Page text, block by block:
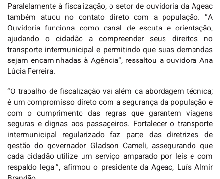
Paralelamente à fiscalização, o setor de ouvidoria da Ageac
também atuou no contato direto com a população. “A
Ouvidoria funciona como canal de escuta e orientação,
ajudando o cidadão a compreender seus direitos no
transporte intermunicipal e permitindo que suas demandas
sejam encaminhadas à Agência”, ressaltou a ouvidora Ana
Lúcia Ferreira.
“O trabalho de fiscalização vai além da abordagem técnica;
é um compromisso direto com a segurança da população e
com o cumprimento das regras que garantem viagens
seguras e dignas aos passageiros. Fortalecer o transporte
intermunicipal regularizado faz parte das diretrizes de
gestão do governador Gladson Cameli, assegurando que
cada cidadão utilize um serviço amparado por leis e com
respaldo legal”, afirmou o presidente da Ageac, Luís Almir